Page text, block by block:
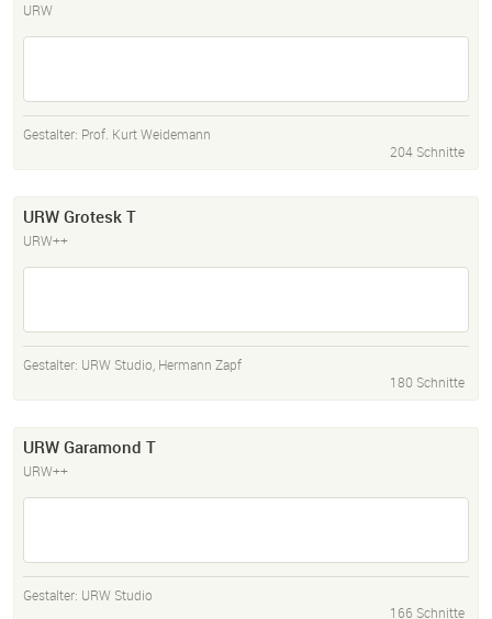
URW
Gestalter: Prof. Kurt Weidemann
204 Schnitte
URW Grotesk T
URW++
Gestalter: URW Studio, Hermann Zapf
180 Schnitte
URW Garamond T
URW++
Gestalter: URW Studio
166 Schnitte